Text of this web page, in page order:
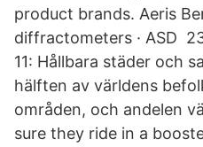
product brands. Aeris
diffractometers · ASD
11: Hållbara städer och
hälften av världens
områden, och andelen
sure they ride in a